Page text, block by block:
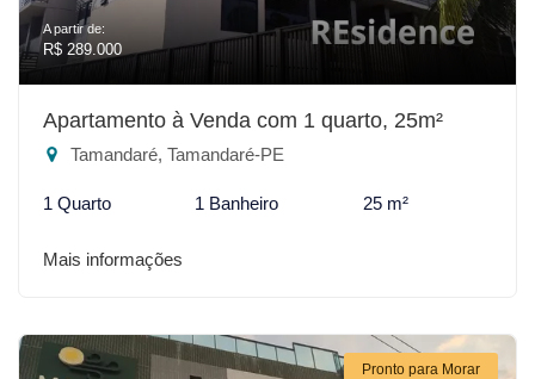
A partir de:
R$ 289.000
Apartamento à Venda com 1 quarto, 25m²
Tamandaré, Tamandaré-PE
1 Quarto 1 Banheiro 25 m²
Mais informações
Pronto para Morar